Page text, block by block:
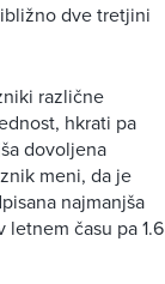
dve tretjini
različne
hkrati pa
dovoljena
meni, da je
najmanjša
času pa 1.6